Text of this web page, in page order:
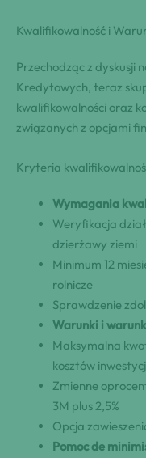
Kwalifikowalność i
Przechodząc z dyskusji
Kredytowych, teraz
kwalifikowalności oraz
związanych z opcjami
Kryteria
Wymagania
Weryfikacja
dzierżawy ziemi
Minimum 12
rolnicze
Sprawdzenie
Warunki i
Maksymalna
kosztów
Zmienne
3M plus 2,5%
Opcja
Pomoc de